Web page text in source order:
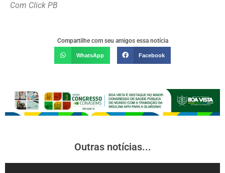
Com Click PB
Compartilhe com seu amigos essa notícia
WhatsApp Facebook
Outras notícias...